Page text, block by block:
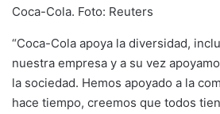
Coca-Cola. Foto: Reuters
“Coca-Cola apoya la diversidad,
nuestra empresa y a su vez
la sociedad. Hemos apoyado a la
hace tiempo, creemos que todos